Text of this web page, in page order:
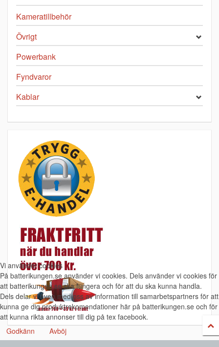
Kameratillbehör
Övrigt
Powerbank
Fyndvaror
Kablar
Vi använder cookies
På batterikungen.se använder vi cookies. Dels använder vi cookies för
att batterikungen.se ska fungera och för att du ska kunna handla.
Dels delar vi även med oss av information till samarbetspartners för att
kunna ge dig produktrekomendationer här på batterikungen.se och för
att kunna rikta annonser till dig på tex facebook.
Godkänn
Avböj